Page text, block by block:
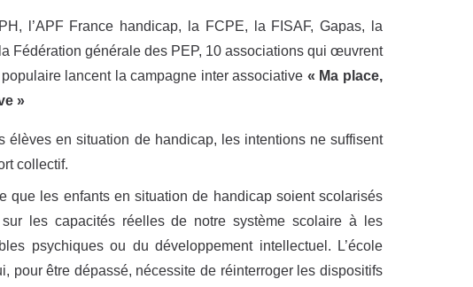
l’APF France handicap, la FCPE, la FISAF, Gapas, la
Fédération générale des PEP, 10 associations qui œuvrent
lancent la campagne inter associative « Ma place,
»
en situation de handicap, les intentions ne suffisent
collectif.
que les enfants en situation de handicap soient scolarisés
les capacités réelles de notre système scolaire à les
psychiques ou du développement intellectuel. L’école
pour être dépassé, nécessite de réinterroger les dispositifs